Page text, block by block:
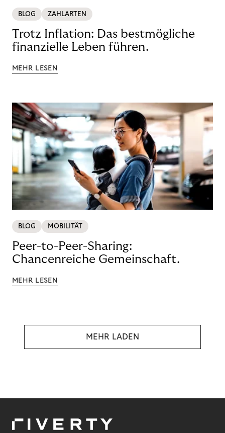
BLOG ZAHLARTEN
Trotz Inflation: Das bestmögliche
finanzielle Leben führen.
MEHR LESEN
BLOG MOBILITÄT
Peer-to-Peer-Sharing:
Chancenreiche Gemeinschaft.
MEHR LESEN
MEHR LADEN